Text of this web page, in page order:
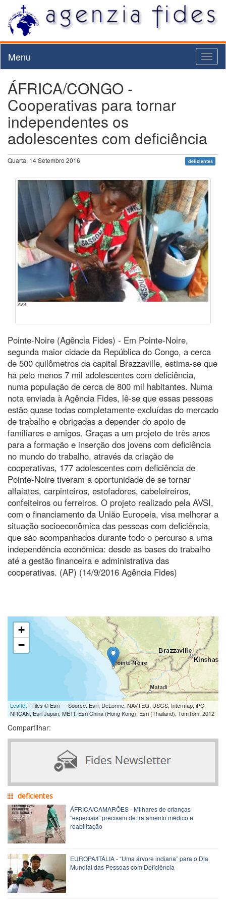
Menu
ÁFRICA/CONGO -
Cooperativas para tornar
independentes os
adolescentes com deficiência
Quarta, 14 Setembro 2016 deficientes
AVSI
Pointe-Noire (Agência Fides) - Em Pointe-Noire,
segunda maior cidade da República do Congo, a cerca
de 500 quilômetros da capital Brazzaville, estima-se que
há pelo menos 7 mil adolescentes com deficiência,
numa população de cerca de 800 mil habitantes. Numa
nota enviada à Agência Fides, lê-se que essas pessoas
estão quase todas completamente excluídas do mercado
de trabalho e obrigadas a depender do apoio de
familiares e amigos. Graças a um projeto de três anos
para a formação e inserção dos jovens com deficiência
no mundo do trabalho, através da criação de
cooperativas, 177 adolescentes com deficiência de
Pointe-Noire tiveram a oportunidade de se tornar
alfaiates, carpinteiros, estofadores, cabeleireiros,
confeiteiros ou ferreiros. O projeto realizado pela AVSI,
com o financiamento da União Europeia, visa melhorar a
situação socioeconômica das pessoas com deficiência,
que são acompanhados durante todo o percurso a uma
independência econômica: desde as bases do trabalho
até a gestão financeira e administrativa das
cooperativas. (AP) (14/9/2016 Agência Fides)
+
−
Leaflet | Tiles © Esri — Source: Esri, DeLorme, NAVTEQ, USGS, Intermap, iPC,
NRCAN, Esri Japan, METI, Esri China (Hong Kong), Esri (Thailand), TomTom, 2012
Compartilhar:
deficientes
ÁFRICA/CAMARÕES - Milhares de crianças
“especiais” precisam de tratamento médico e
reabilitação
EUROPA/ITÁLIA - “Uma árvore indiana” para o Dia
Mundial das Pessoas com Deficiência